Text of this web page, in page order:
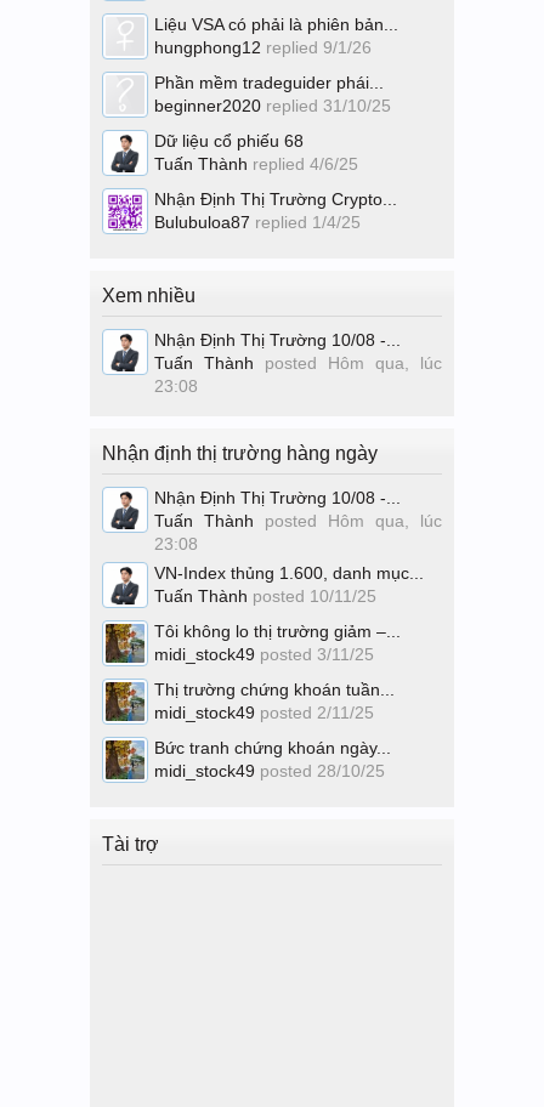
Liệu VSA có phải là phiên bản...
hungphong12 replied 9/1/26
Phần mềm tradeguider phái...
beginner2020 replied 31/10/25
Dữ liệu cổ phiếu 68
Tuấn Thành replied 4/6/25
Nhận Định Thị Trường Crypto...
Bulubuloa87 replied 1/4/25
Xem nhiều
Nhận Định Thị Trường 10/08 -...
Tuấn Thành posted Hôm qua, lúc
23:08
Nhận định thị trường hàng ngày
Nhận Định Thị Trường 10/08 -...
Tuấn Thành posted Hôm qua, lúc
23:08
VN-Index thủng 1.600, danh mục...
Tuấn Thành posted 10/11/25
Tôi không lo thị trường giảm –...
midi_stock49 posted 3/11/25
Thị trường chứng khoán tuần...
midi_stock49 posted 2/11/25
Bức tranh chứng khoán ngày...
midi_stock49 posted 28/10/25
Tài trợ